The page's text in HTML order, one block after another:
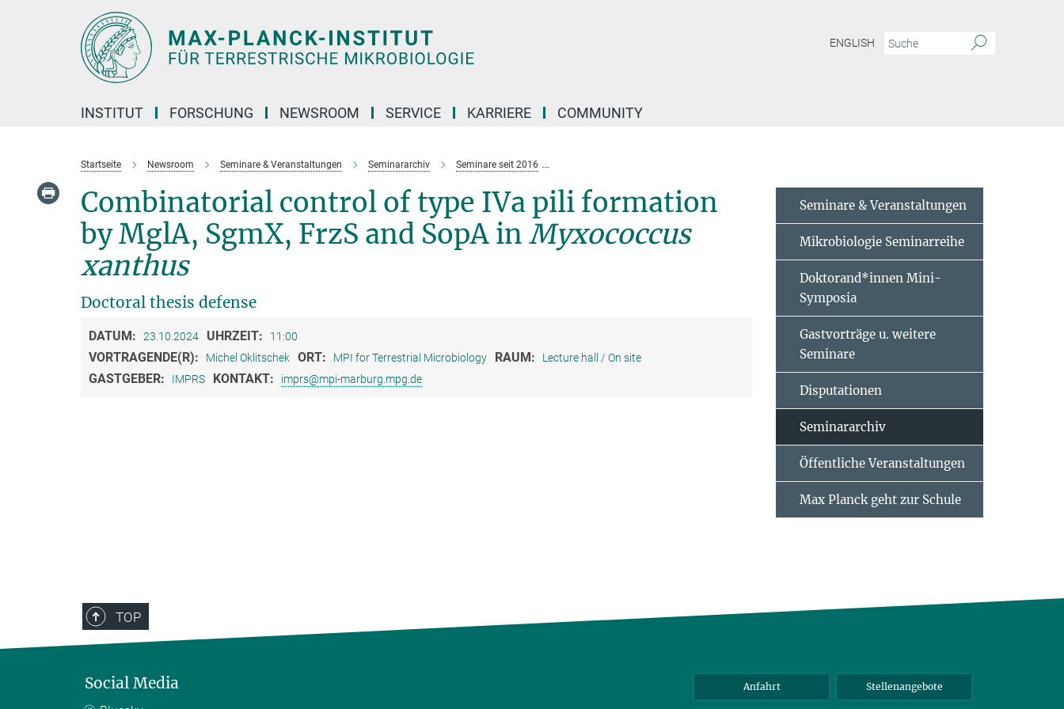
ENGLISH
INSTITUT FORSCHUNG NEWSROOM SERVICE KARRIERE COMMUNITY
Startseite Newsroom Seminare & Veranstaltungen Seminararchiv Seminare seit 2016
Combinatorial control of type IVa pili formation
by MglA, SgmX, FrzS and SopA in Myxococcus
xanthus
Doctoral thesis defense
DATUM: 23.10.2024 UHRZEIT: 11:00
VORTRAGENDE(R): Michel Oklitschek ORT: MPI for Terrestrial Microbiology RAUM: Lecture hall / On site
GASTGEBER: IMPRS KONTAKT: imprs@mpi-marburg.mpg.de
Seminare & Veranstaltungen
Mikrobiologie Seminarreihe
Doktorand*innen Mini-
Symposia
Gastvorträge u. weitere
Seminare
Disputationen
Seminararchiv
Öffentliche Veranstaltungen
Max Planck geht zur Schule
TOP
Social Media Anfahrt Stellenangebote